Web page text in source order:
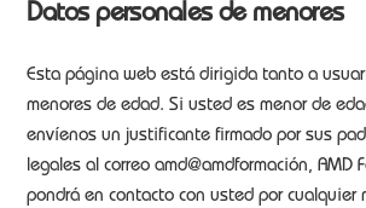
Datos personales de menores
Esta página web está dirigida tanto a
menores de edad. Si usted es menor de
envíenos un justificante firmado por sus
legales al correo amd@amdformación, AMD
pondrá en contacto con usted por cualquier